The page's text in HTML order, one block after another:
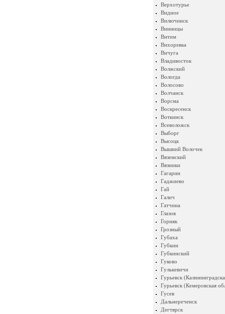
Верхотурье
Видное
Вилючинск
Винницы
Витим
Вихоревка
Вичуга
Владивосток
Волжский
Вологда
Волосово
Волчанск
Ворсма
Воскресенск
Воткинск
Всеволожск
Выборг
Высоцк
Вышний Волочек
Вяземский
Вязники
Гагарин
Гаджиево
Гай
Галич
Гатчина
Глазов
Горняк
Грозный
Губаха
Губкин
Губкинский
Гуково
Гулькевичи
Гурьевск
Гурьевск (Кемеровская
Гусев
Дальнереченск
Дегтярск